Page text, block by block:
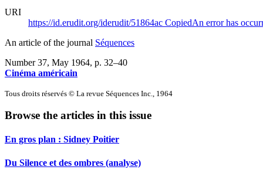
URI
https://id.erudit.org/iderudit/51864ac CopiedAn error has
An article of the journal Séquences
Number 37, May 1964, p. 32–40
Cinéma américain
Tous droits réservés © La revue Séquences Inc., 1964
Browse the articles in this issue
En gros plan : Sidney Poitier
Du Silence et des ombres (analyse)